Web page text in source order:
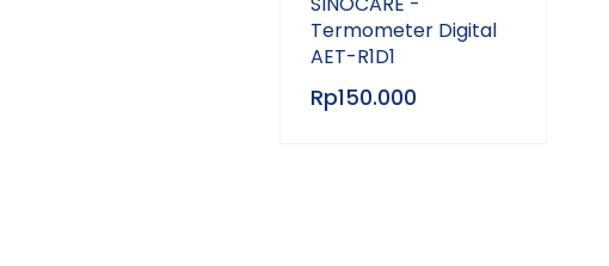
Termometer Digital
AET-R1D1
Rp150.000